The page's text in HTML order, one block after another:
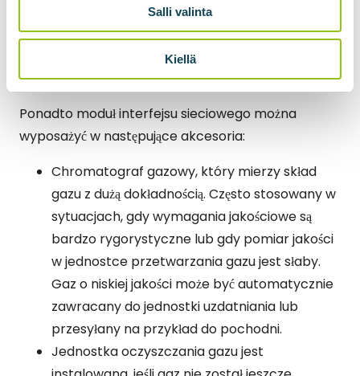
Salli valinta
Kiellä
są dobierane indywidualnie w zależności od
sposobu doprowadzania gazu do kontenera,
ciśnienia w sieci gazowej i ilości gazu
przepływającego przez kontener.
Ponadto moduł interfejsu sieciowego można
wyposażyć w następujące akcesoria:
Chromatograf gazowy, który mierzy skład
gazu z dużą dokładnością. Często stosowany w
sytuacjach, gdy wymagania jakościowe są
bardzo rygorystyczne lub gdy pomiar jakości
w jednostce przetwarzania gazu jest słaby.
Gaz o niskiej jakości może być automatycznie
zawracany do jednostki uzdatniania lub
przesyłany na przykład do pochodni.
Jednostka oczyszczania gazu jest